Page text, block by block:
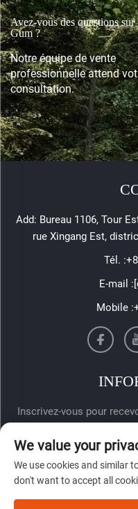
Avez-vous des questions sur
Gum ?
Notre équipe de vente
professionnelle attend
consultation.
Add: Bureau 1106, Tour
rue Xingang Est,
Tél. :
E-mail :
Mobile :
Inscrivez-vous pour
We value your
We use cookies and similar
don't want to accept all